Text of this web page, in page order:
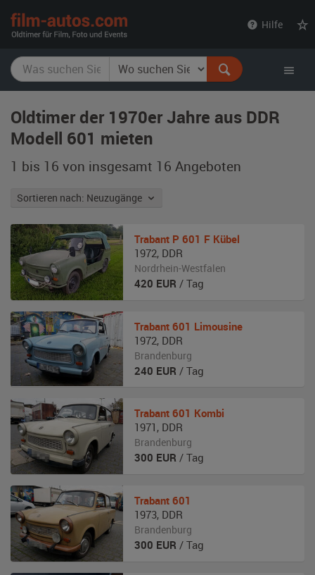
Hilfe
Oldtimer der 1970er Jahre aus DDR
Modell 601 mieten
1 bis 16 von insgesamt 16 Angeboten
Sortieren nach: Neuzugänge
Trabant P 601 F Kübel
1972, DDR
Nordrhein-Westfalen
420 EUR / Tag
Trabant 601 Limousine
1972, DDR
Brandenburg
240 EUR / Tag
Trabant 601 Kombi
1971 , DDR
Brandenburg
300 EUR / Tag
Trabant 601
1973, DDR
Brandenburg
300 EUR / Tag